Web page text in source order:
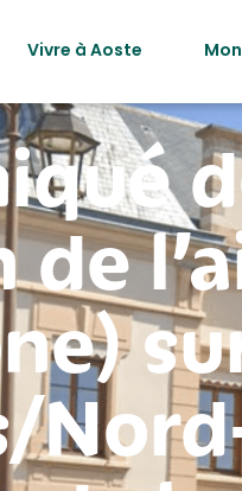
Vivre à Aoste